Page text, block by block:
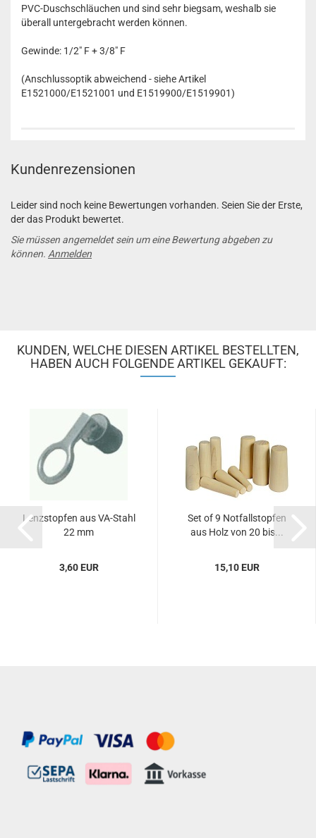
PVC-Duschschläuchen und sind sehr biegsam, weshalb sie
überall untergebracht werden können.
Gewinde: 1/2" F + 3/8" F
(Anschlussoptik abweichend - siehe Artikel
E1521000/E1521001 und E1519900/E1519901)
Kundenrezensionen
Leider sind noch keine Bewertungen vorhanden. Seien Sie der Erste,
der das Produkt bewertet.
Sie müssen angemeldet sein um eine Bewertung abgeben zu
können. Anmelden
KUNDEN, WELCHE DIESEN ARTIKEL BESTELLTEN,
HABEN AUCH FOLGENDE ARTIKEL GEKAUFT:
Lenz­stop­fen aus VA-​Stahl
22 mm
3,60 EUR
Set of 9 Not­fall­stop­fen
aus Holz von 20 bis...
15,10 EUR